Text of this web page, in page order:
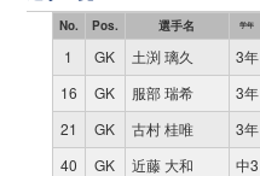
No. Pos. 選手名 学年
1 GK 土渕 璃久 3年
16
GK 服部 瑞希 3年
21
GK 古村 桂唯 3年
40
GK 近藤 大和 中3